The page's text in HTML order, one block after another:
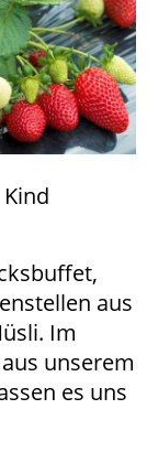
aus
Im
unserem
es uns